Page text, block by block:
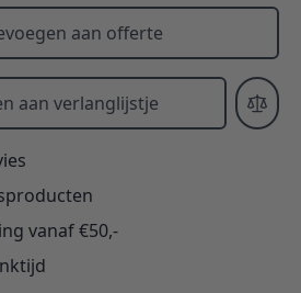
aan offerte
aan verlanglijstje
vanaf €50,-